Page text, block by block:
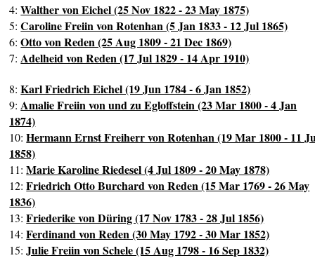
4:Walther von Eichel (25 Nov 1822 - 23 May 1875)
5:Caroline Freiin von Rotenhan (5 Jan 1833 - 12 Jul 1865)
6:Otto von Reden (25 Aug 1809 - 21 Dec 1869)
7:Adelheid von Reden (17 Jul 1829 - 14 Apr 1910)
8:Karl Friedrich Eichel (19 Jun 1784 - 6 Jan 1852)
9:Amalie Freiin von und zu Egloffstein (23 Mar 1800 - 4 Jan
1874)
10:Hermann Ernst Freiherr von Rotenhan (19 Mar 1800 - 11
1858)
11:Marie Karoline Riedesel (4 Jul 1809 - 20 May 1878)
12:Friedrich Otto Burchard von Reden (15 Mar 1769 - 26 May
1836)
13:Friederike von Düring (17 Nov 1783 - 28 Jul 1856)
14:Ferdinand von Reden (30 May 1792 - 30 Mar 1852)
15:Julie Freiin von Schele (15 Aug 1798 - 16 Sep 1832)